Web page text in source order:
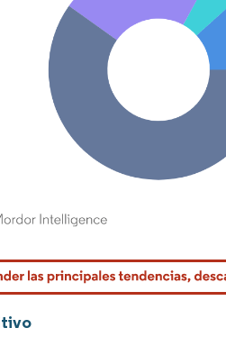
uso requiere atribución según CC BY 4.0.